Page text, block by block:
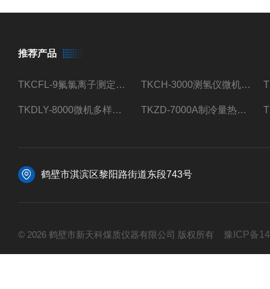
推荐产品
TKCFL-9氟氯离子测定仪自动煤质检测 TKCH-3000测氢仪微机氢元素测定煤质检测
TKDLY-8000微机多样测硫仪自动定硫仪化验室硫含量测定 TKZD-7000A制冷量热仪自动升降热值仪煤质检测
鹤壁市淇滨区黎阳路街道东段743号
© 2026 鹤壁市新天科煤质仪器有限公司 版权所有 豫ICP备